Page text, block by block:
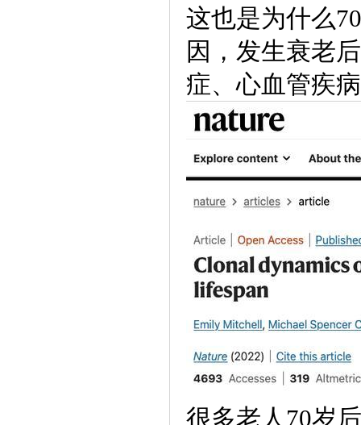
这也是为什么
因，发生衰老
症、心血管疾
很多老人70岁